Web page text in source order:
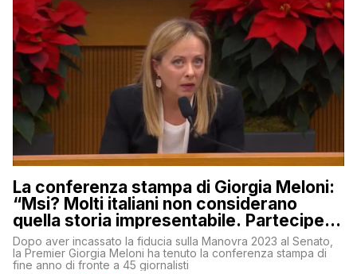
La conferenza stampa di Giorgia Meloni:
“Msi? Molti italiani non considerano
quella storia impresentabile. Parteciperò
al 25 aprile”
Dopo aver incassato la fiducia sulla Manovra 2023 al Senato,
la Premier Giorgia Meloni ha tenuto la conferenza stampa di
fine anno di fronte a 45 giornalisti